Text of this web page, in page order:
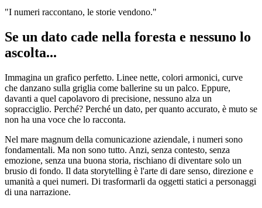
"I numeri raccontano, le storie vendono."
Se un dato cade nella foresta e nessuno lo
ascolta...
Immagina un grafico perfetto. Linee nette, colori armonici, curve
che danzano sulla griglia come ballerine su un palco. Eppure,
davanti a quel capolavoro di precisione, nessuno alza un
sopracciglio. Perché? Perché un dato, per quanto accurato, è muto se
non ha una voce che lo racconta.
Nel mare magnum della comunicazione aziendale, i numeri sono
fondamentali. Ma non sono tutto. Anzi, senza contesto, senza
emozione, senza una buona storia, rischiano di diventare solo un
brusio di fondo. Il data storytelling è l'arte di dare senso, direzione e
umanità a quei numeri. Di trasformarli da oggetti statici a personaggi
di una narrazione.